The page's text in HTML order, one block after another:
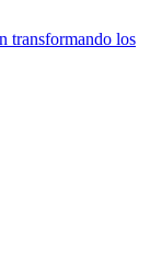
transformando los